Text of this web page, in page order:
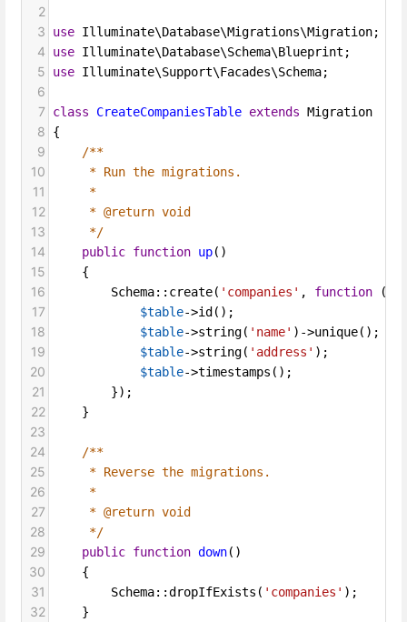
2
3
use Illuminate\Database\Migrations\Migration;
4 use Illuminate\Database\Schema\Blueprint ;
5 use Illuminate\Support\Facades\Schema;
6
7
class CreateCompaniesTable extends Migration
8 {
9 /**
10 * Run the migrations.
11 *
12 * @return void
13 */
14 public function up()
15
    {
16 Schema:: create( 'companies' , function (
17 $table->id ();
18 $table->string( 'name' ) ->unique();
19 $table->string( 'address' );
20 $table->timestamps ();
21
        });
22
    }
23
24
/**
25 * Reverse the migrations.
26 *
27 * @return void
28 */
29 public function down()
30
    {
31 Schema::dropIfExists ( 'companies' );
32
    }